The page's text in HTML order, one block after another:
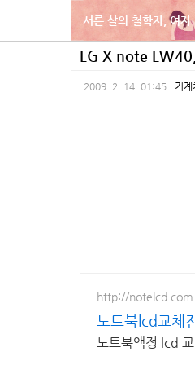
서른 살의 철학자, 여자
LG X note LW40,
2009. 2. 14. 01:45 기계
http://notelcd.com
노트북lcd교체
노트북액정 lcd